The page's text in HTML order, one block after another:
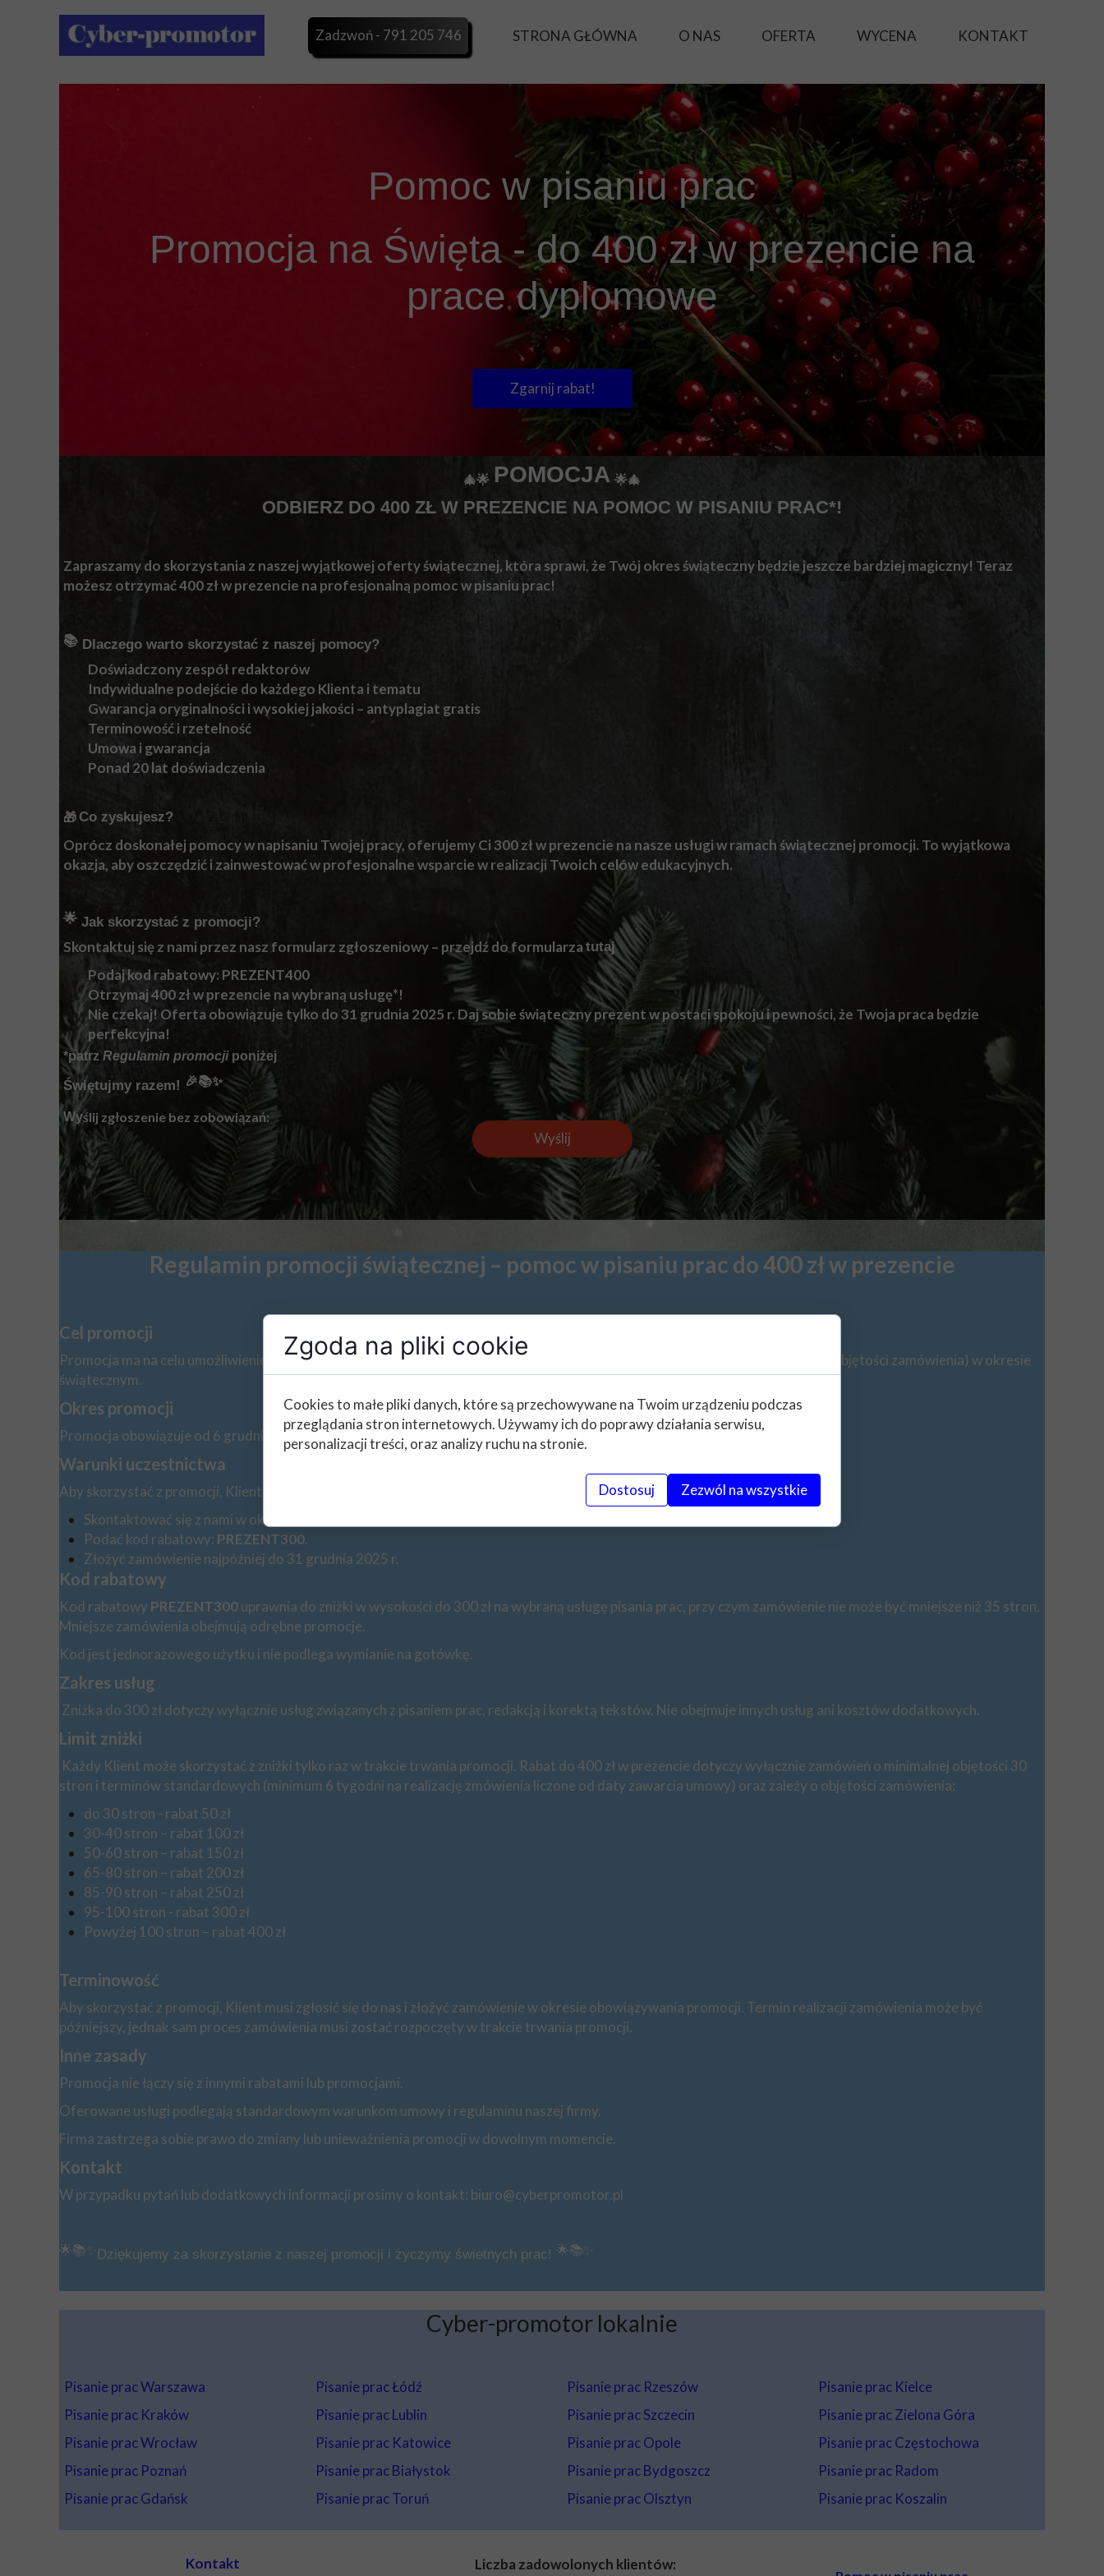
Zgarnij rabat!
Wyślij
🎄🌟 POMOCJA 🌟🎄
ODBIERZ DO 400 ZŁ W PREZENCIE NA POMOC W PISANIU PRAC*!
Zapraszamy do skorzystania z naszej wyjątkowej oferty świątecznej, która sprawi, że Twój okres świąteczny będzie jeszcze bardziej magiczny! Teraz
możesz otrzymać 400 zł w prezencie na profesjonalną pomoc w pisaniu prac!
📚 Dlaczego warto skorzystać z naszej pomocy?
Doświadczony zespół redaktorów
Indywidualne podejście do każdego Klienta i tematu
Gwarancja oryginalności i wysokiej jakości – antyplagiat gratis
Terminowość i rzetelność
Umowa i gwarancja
Ponad 20 lat doświadczenia
🎁 Co zyskujesz?
Oprócz doskonałej pomocy w napisaniu Twojej pracy, oferujemy Ci 300 zł w prezencie na nasze usługi w ramach świątecznej promocji. To wyjątkowa
okazja, aby oszczędzić i zainwestować w profesjonalne wsparcie w realizacji Twoich celów edukacyjnych.
🌟 Jak skorzystać z promocji?
Skontaktuj się z nami przez nasz formularz zgłoszeniowy – przejdź do formularzatutaj
Podaj kod rabatowy: PREZENT400
Otrzymaj 400 zł w prezencie na wybraną usługę*!
Nie czekaj! Oferta obowiązuje tylko do 31 grudnia 2025 r. Daj sobie świąteczny prezent w postaci spokoju i pewności, że Twoja praca będzie
perfekcyjna!
*patrz Regulamin promocji poniżej
Świętujmy razem! 🎉📚✨
Wyślij zgłoszenie bez zobowiązań:
Pomoc w pisaniu prac
Promocja na Święta - do 400 zł w prezencie na
prace dyplomowe
Regulamin promocji świątecznej – pomoc w pisaniu prac do 400 zł w prezencie
Cel promocji
Promocja ma na celu umożliwienie Klientom skorzystania z naszych usług pisania prac z atrakcyjną zniżką do 400 zł (zależnie od objętości zamówienia) w okresie
świątecznym.
Okres promocji
Promocja obowiązuje od 6 grudnia 2025 r. do 31 grudnia 2025 r.
Warunki uczestnictwa
Aby skorzystać z promocji, Klient musi:
Skontaktować się z nami w okresie trwania promocji poprzez formularz na naszej stronie internetowej –
Podać kod rabatowy: PREZENT300.
Złożyć zamówienie najpóźniej do 31 grudnia 2025 r.
Kod rabatowy
Kod rabatowy PREZENT300uprawnia do zniżki w wysokości do 300 zł na wybraną usługę pisania prac, przy czym zamówienie nie może być mniejsze niż 35 stron.
Mniejsze zamówienia obejmują odrębne promocje.
Kod jest jednorazowego użytku i nie podlega wymianie na gotówkę.
Zakres usług
Zniżka do 300 zł dotyczy wyłącznie usług związanych z pisaniem prac, redakcją i korektą tekstów. Nie obejmuje innych usług ani kosztów dodatkowych.
Limit zniżki
Każdy Klient może skorzystać z zniżki tylko raz w trakcie trwania promocji. Rabat do 400 zł w prezencie dotyczy wyłącznie zamówień o minimalnej objętości 30
stron i terminów standardowych (minimum 6 tygodni na realizację zmówienia liczone od daty zawarcia umowy) oraz zależy o objętości zamówienia:
do 30 stron - rabat 50 zł
30-40 stron – rabat 100 zł
50-60 stron – rabat 150 zł
65-80 stron – rabat 200 zł
85-90 stron – rabat 250 zł
95-100 stron - rabat 300 zł
Powyżej 100 stron – rabat 400 zł
Terminowość
Aby skorzystać z promocji, Klient musi zgłosić się do nas i złożyć zamówienie w okresie obowiązywania promocji. Termin realizacji zamówienia może być
późniejszy, jednak sam proces zamówienia musi zostać rozpoczęty w trakcie trwania promocji.
Inne zasady
Promocja nie łączy się z innymi rabatami lub promocjami.
Oferowane usługi podlegają standardowym warunkom umowy i regulaminu naszej firmy.
Firma zastrzega sobie prawo do zmiany lub unieważnienia promocji w dowolnym momencie.
Kontakt
W przypadku pytań lub dodatkowych informacji prosimy o kontakt: biuro@cyberpromotor.pl
🌟📚✨ Dziękujemy za skorzystanie z naszej promocji i życzymy świetnych prac! 🌟📚✨
Zadzwoń - 791 205 746 STRONA GŁÓWNA O NAS OFERTA WYCENA KONTAKT
Cyber-promotor lokalnie
Pisanie prac Warszawa
Pisanie prac Kraków
Pisanie prac Wrocław
Pisanie prac Poznań
Pisanie prac Gdańsk
Pisanie prac Łódź
Pisanie prac Lublin
Pisanie prac Katowice
Pisanie prac Białystok
Pisanie prac Toruń
Pisanie prac Rzeszów
Pisanie prac Szczecin
Pisanie prac Opole
Pisanie prac Bydgoszcz
Pisanie prac Olsztyn
Pisanie prac Kielce
Pisanie prac Zielona Góra
Pisanie prac Częstochowa
Pisanie prac Radom
Pisanie prac Koszalin
Kontakt Liczba zadowolonych klientów:
Zgoda na pliki cookie
Cookies to małe pliki danych, które są przechowywane na Twoim urządzeniu podczas
przeglądania stron internetowych. Używamy ich do poprawy działania serwisu,
personalizacji treści, oraz analizy ruchu na stronie.
Dostosuj Zezwól na wszystkie